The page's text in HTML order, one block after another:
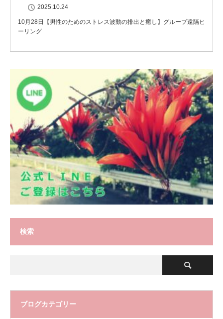
2025.10.24
10月28日【男性のためのストレス波動の排出と癒し】グループ遠隔ヒ
ーリング
検索
ブログカテゴリー